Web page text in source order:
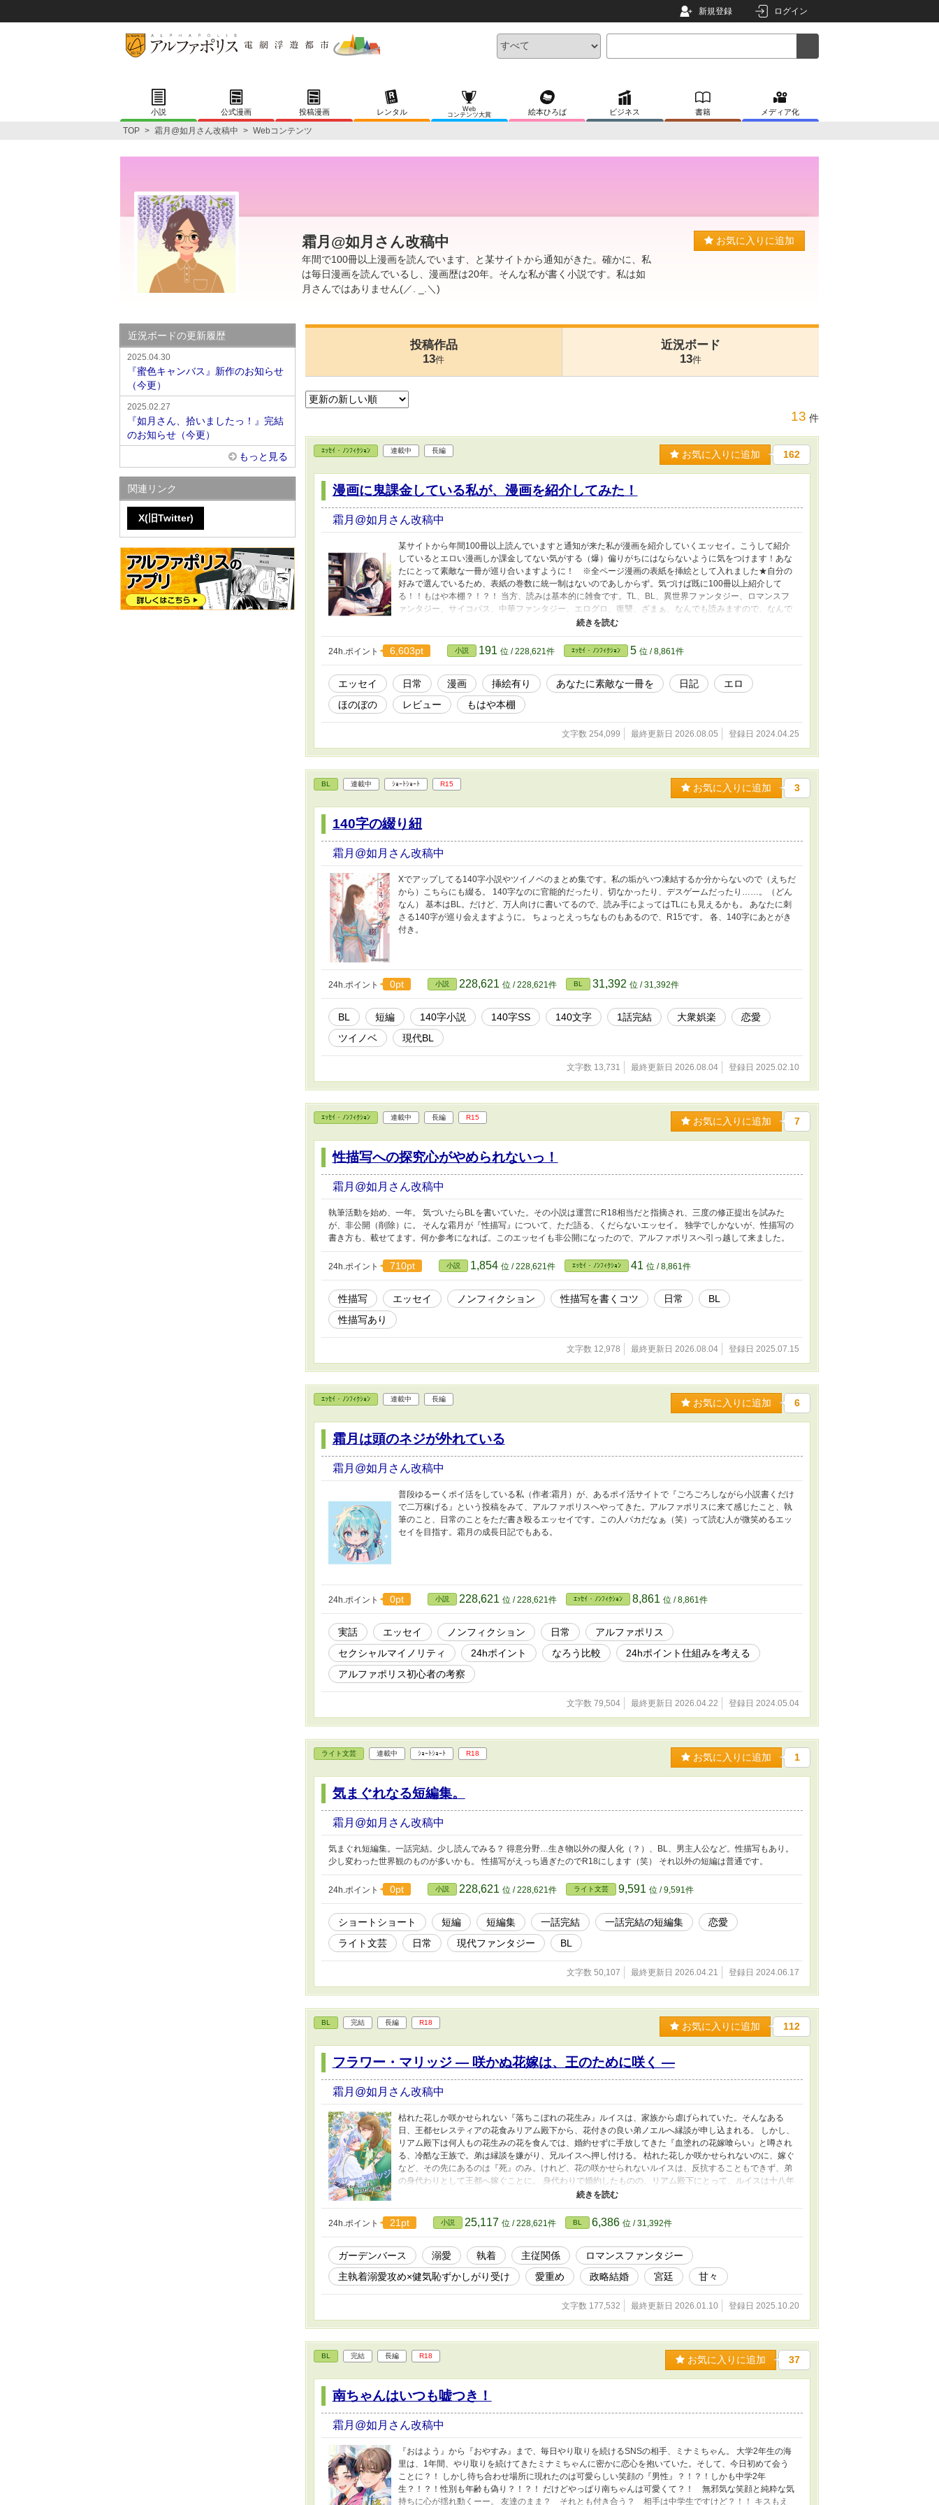
新規登録 ログイン
小説 公式漫画 投稿漫画 レンタル
Web
コンテンツ大賞
絵本ひろば ビジネス 書籍 メディア化
TOP > 霜月@如月さん改稿中 > Webコンテンツ
霜月@如月さん改稿中
年間で100冊以上漫画を読んでいます、と某サイトから通知がきた。確かに、私
は毎日漫画を読んでいるし、漫画歴は20年。そんな私が書く小説です。私は如
月さんではありません(／. _.＼)
お気に入りに追加
投稿作品
13件
近況ボード
13件
13 件
ｴｯｾｲ・ﾉﾝﾌｨｸｼｮﾝ 連載中 長編 お気に入りに追加 162
漫画に鬼課金している私が、漫画を紹介してみた！
霜月@如月さん改稿中
某サイトから年間100冊以上読んでいますと通知が来た私が漫画を紹介していくエッセイ。こうして紹介
しているとエロい漫画しか課金してない気がする（爆）偏りがちにはならないように気をつけます！あな
たにとって素敵な一冊が巡り合いますように！ ※全ページ漫画の表紙を挿絵として入れました★自分の
好みで選んでいるため、表紙の巻数に統一制はないのであしからず。気づけば既に100冊以上紹介して
る！！もはや本棚？！？！ 当方、読みは基本的に雑食です。TL、BL、異世界ファンタジー、ロマンスフ
ァンタジー、サイコパス、中華ファンタジー、エログロ、復讐、ざまぁ、なんでも読みますので、なんで
もあります。（？） 紹介文が良かったり、この漫画面白いよね！分かる！！推し！！好き！！！など、あ
りましたら、積極的にイイネ押して頂けると、他の方が選ぶ参考になるかなと思いますので、ぜひ、よろ
しくお願いします。 なんせ、量が多いので！！！ ※ちなみに紹介文といえど、あくまで個人の感想にな
りますので、ご理解の程、よろしくお願いします。
24h.ポイント 6,603pt 小説 191 位 / 228,621件 ｴｯｾｲ・ﾉﾝﾌｨｸｼｮﾝ 5 位 / 8,861件
エッセイ 日常 漫画 挿絵有り あなたに素敵な一冊を 日記
エロ
ほのぼの
レビュー もはや本棚
文字数 254,099 最終更新日 2026.08.05 登録日 2024.04.25
BL 連載中 ｼｮｰﾄｼｮｰﾄ R15 お気に入りに追加 3
140字の綴り紐
霜月@如月さん改稿中
Xでアップしてる140字小説やツイノベのまとめ集です。私の垢がいつ凍結するか分からないので（えちだ
から）こちらにも綴る。 140字なのに官能的だったり、切なかったり、デスゲームだったり……。（どん
なん） 基本はBL。だけど、万人向けに書いてるので、読み手によってはTLにも見えるかも。 あなたに刺
さる140字が巡り会えますように。 ちょっとえっちなものもあるので、R15です。 各、140字にあとがき
付き。
24h.ポイント 0pt 小説 228,621 位 / 228,621件 BL 31,392 位 / 31,392件
BL 短編 140字小説 140字SS 140文字 1話完結 大衆娯楽
恋愛
ツイノベ
現代BL
文字数 13,731 最終更新日 2026.08.04 登録日 2025.02.10
ｴｯｾｲ・ﾉﾝﾌｨｸｼｮﾝ 連載中 長編 R15 お気に入りに追加 7
性描写への探究心がやめられないっ！
霜月@如月さん改稿中
執筆活動を始め、一年。 気づいたらBLを書いていた。その小説は運営にR18相当だと指摘され、三度の修正提出を試みた
が、非公開（削除）に。 そんな霜月が『性描写』について、ただ語る、くだらないエッセイ。 独学でしかないが、性描写の
書き方も、載せてます。何か参考になれば。このエッセイも非公開になったので、アルファポリスへ引っ越して来ました。
24h.ポイント 710pt 小説 1,854 位 / 228,621件 ｴｯｾｲ・ﾉﾝﾌｨｸｼｮﾝ 41 位 / 8,861件
性描写 エッセイ ノンフィクション 性描写を書くコツ 日常
BL
性描写あり
文字数 12,978 最終更新日 2026.08.04 登録日 2025.07.15
ｴｯｾｲ・ﾉﾝﾌｨｸｼｮﾝ 連載中 長編 お気に入りに追加 6
霜月は頭のネジが外れている
霜月@如月さん改稿中
普段ゆるーくポイ活をしている私（作者:霜月）が、あるポイ活サイトで『ごろごろしながら小説書くだけ
で二万稼げる』という投稿をみて、アルファポリスへやってきた。アルファポリスに来て感じたこと、執
筆のこと、日常のことをただ書き殴るエッセイです。この人バカだなぁ（笑）って読む人が微笑めるエッ
セイを目指す。霜月の成長日記でもある。
24h.ポイント 0pt 小説 228,621 位 / 228,621件 ｴｯｾｲ・ﾉﾝﾌｨｸｼｮﾝ 8,861 位 / 8,861件
実話 エッセイ ノンフィクション 日常
アルファポリス
セクシャルマイノリティ
24hポイント なろう比較
24hポイント仕組みを考える
アルファポリス初心者の考察
文字数 79,504 最終更新日 2026.04.22 登録日 2024.05.04
ライト文芸 連載中 ｼｮｰﾄｼｮｰﾄ R18 お気に入りに追加 1
気まぐれなる短編集。
霜月@如月さん改稿中
気まぐれ短編集。一話完結。少し読んでみる？ 得意分野…生き物以外の擬人化（？）、BL、男主人公など。性描写もあり。
少し変わった世界観のものが多いかも。 性描写がえっち過ぎたのでR18にします（笑） それ以外の短編は普通です。
24h.ポイント 0pt 小説 228,621 位 / 228,621件 ライト文芸 9,591 位 / 9,591件
ショートショート 短編 短編集 一話完結 一話完結の短編集
恋愛
ライト文芸
日常 現代ファンタジー BL
文字数 50,107 最終更新日 2026.04.21 登録日 2024.06.17
BL 完結 長編 R18 お気に入りに追加 112
フラワー・マリッジ ― 咲かぬ花嫁は、王のために咲く ―
霜月@如月さん改稿中
枯れた花しか咲かせられない『落ちこぼれの花生み』ルイスは、家族から虐げられていた。そんなある
日、王都セレスティアの花食みリアム殿下から、花付きの良い弟ノエルへ縁談が申し込まれる。 しかし、
リアム殿下は何人もの花生みの花を食んでは、婚約せずに手放してきた『血塗れの花嫁喰らい』と噂され
る、冷酷な王族で。弟は縁談を嫌がり、兄ルイスへ押し付ける。 枯れた花しか咲かせられないのに、嫁ぐ
など、その先にあるのは『死』のみ。けれど、花の咲かせられないルイスは、反抗することもできず、弟
の身代わりとして王都へ嫁ぐことに。 身代わりで婚約したものの、リアム殿下にとって、ルイスは十八年
ぶりの再会だった。でもルイスは覚えていなくて……？ 政略結婚の影に隠された秘密と、『死の花』にま
つわる古の伝承が、ふたりを試すように迫る……！ 宮廷×主従×政略婚×番の運命が交錯する、ガーデンバ
ース、エモ甘ファンタジーBLです！ ⭐︎これだけ分かれば読める！ガーデンバース基礎知識！！⭐︎ ◼︎花食み
→花を食べる ◼︎花生み→花を咲かせる ◼︎ブートニエール→オメガバースでいう、番 プロローグでガーデン
定ありです） ※えっちなシーンには#が付いています。殿下はルイスが好きすぎて、ちょっとグイグイい
きます（？） 二章からはセレスティアの伝承にまつわる、ミステリー、サスペンス、陰謀要素、強くなっ
てきます。 三章は陰謀の戦いに入ります……！ 西洋、恋愛ファンタジー、貴族、王宮、BL、第13回BL大
賞、ファンタジー、西洋風、ハッピーエンド
24h.ポイント 21pt 小説 25,117 位 / 228,621件 BL 6,386 位 / 31,392件
ガーデンバース 溺愛 執着 主従関係
ロマンスファンタジー
主執着溺愛攻め×健気恥ずかしがり受け
愛重め 政略結婚 宮廷 甘々
文字数 177,532 最終更新日 2026.01.10 登録日 2025.10.20
BL 完結 長編 R18 お気に入りに追加 37
南ちゃんはいつも嘘つき！
霜月@如月さん改稿中
『おはよう』から『おやすみ』まで、毎日やり取りを続けるSNSの相手、ミナミちゃん。 大学2年生の海
里は、1年間、やり取りを続けてきたミナミちゃんに密かに恋心を抱いていた。そして、今日初めて会う
ことに？！ しかし待ち合わせ場所に現れたのは可愛らしい笑顔の『男性』？！？！しかも中学2年
生？！？！性別も年齢も偽り？！？！ だけどやっぱり南ちゃんは可愛くて？！ 無邪気な笑顔と純粋な気
持ちに心が揺れ動くーー。 友達のまま？ それとも付き合う？ 相手は中学生ですけど？！！ キスもえ
近況ボードの更新履歴
2025.04.30
『蜜色キャンバス』新作のお知らせ
（今更）
2025.02.27
『如月さん、拾いましたっ！』完結
のお知らせ（今更）
もっと見る
関連リンク
X(旧Twitter)